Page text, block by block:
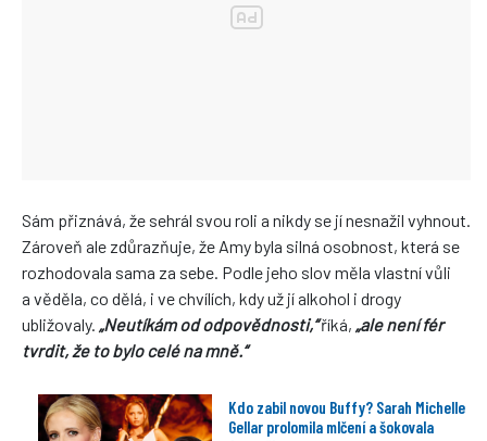
Sám přiznává, že sehrál svou roli a nikdy se jí nesnažil vyhnout.
Zároveň ale zdůrazňuje, že Amy byla silná osobnost, která se
rozhodovala sama za sebe. Podle jeho slov měla vlastní vůli
a věděla, co dělá, i ve chvílích, kdy už jí alkohol i drogy
ubližovaly. „Neutíkám od odpovědnosti,“říká, „ale není fér
tvrdit, že to bylo celé na mně.“
Kdo zabil novou Buffy? Sarah Michelle
Gellar prolomila mlčení a šokovala